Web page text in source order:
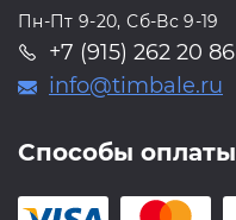
Пн-Пт 9-20, Сб-Вс 9-19
+7 (915) 262 20 86
info@timbale.ru
Способы оплаты